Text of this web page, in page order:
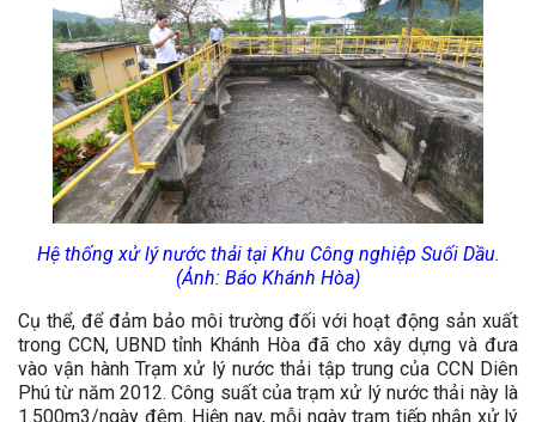
Hệ thống xử lý nước thải tại Khu Công nghiệp Suối Dầu.
(Ảnh: Báo Khánh Hòa)
Cụ thể, để đảm bảo môi trường đối với hoạt động sản xuất
trong CCN, UBND tỉnh Khánh Hòa đã cho xây dựng và đưa
vào vận hành Trạm xử lý nước thải tập trung của CCN Diên
Phú từ năm 2012. Công suất của trạm xử lý nước thải này là
1.500m3/ngày đêm. Hiện nay, mỗi ngày trạm tiếp nhận xử lý